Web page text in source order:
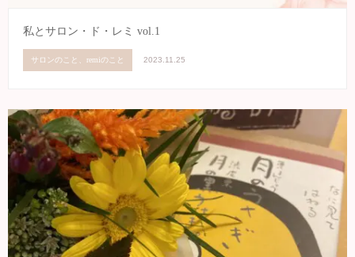
私とサロン・ド・レミ vol.1
サロンのこと、remiのこと 2023.11.25